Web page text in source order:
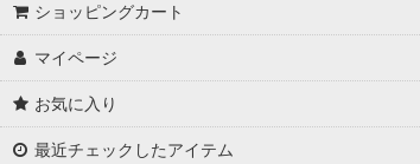
ショッピングカート
マイページ
お気に入り
最近チェックしたアイテム